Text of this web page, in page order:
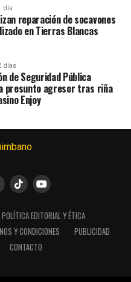
día
reparación de socavones
en Tierras Blancas
días
de Seguridad Pública
presunto agresor tras riña
Enjoy
POLÍTICA EDITORIAL Y ÉTICA
Y CONDICIONES
PUBLICIDAD
CONTACTO